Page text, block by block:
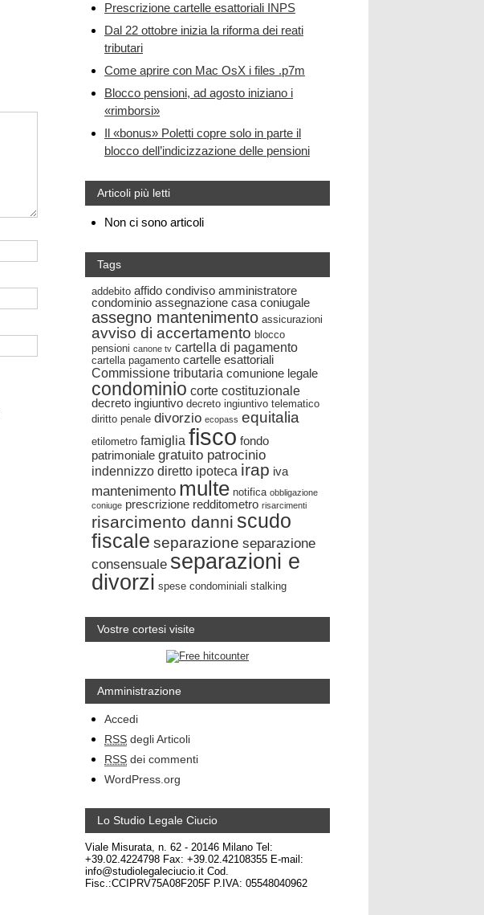
Prescrizione cartelle esattoriali INPS
Dal 22 ottobre inizia la riforma dei reati
tributari
Come aprire con Mac OsX i files .p7m
Blocco pensioni, ad agosto iniziano i
«rimborsi»
Il «bonus» Poletti copre solo in parte il
blocco dell’indicizzazione delle pensioni
Articoli più letti
Non ci sono articoli
Tags
addebito affido condiviso amministratore
condominio assegnazione casa coniugale
assegno mantenimento assicurazioni
avviso di accertamento blocco
pensioni canone tv cartella di pagamento
cartella pagamento cartelle esattoriali
Commissione tributaria comunione legale
condominio corte costituzionale
decreto ingiuntivo decreto ingiuntivo telematico
diritto penale divorzio ecopass equitalia
etilometro famiglia fisco fondo
patrimoniale gratuito patrocinio
indennizzo diretto ipoteca irap iva
mantenimento multe notifica obbligazione
coniuge prescrizione redditometro risarcimenti
risarcimento danni scudo
fiscale separazione separazione
consensuale separazioni e
divorzi spese condominiali stalking
Vostre cortesi visite
Amministrazione
Accedi
RSS degli Articoli
RSS dei commenti
WordPress.org
Lo Studio Legale Ciucio
Viale Misurata, n. 62 - 20146 Milano Tel:
+39.02.4224798 Fax: +39.02.42108355 E-mail:
info@studiolegaleciucio.it Cod.
Fisc.:CCIPRV75A08F205F P.IVA: 05548040962